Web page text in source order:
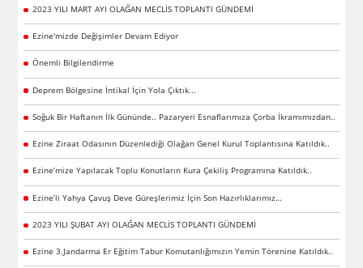
2023 YILI MART AYI OLAĞAN MECLİS TOPLANTI GÜNDEMİ
Ezine'mizde Değişimler Devam Ediyor
Önemli Bilgilendirme
Deprem Bölgesine İntikal İçin Yola Çıktık...
Soğuk Bir Haftanın İlk Gününde.. Pazaryeri Esnaflarımıza Çorba İkramımızdan..
Ezine Ziraat Odasının Düzenlediği Olağan Genel Kurul Toplantısına Katıldık..
Ezine’mize Yapılacak Toplu Konutların Kura Çekiliş Programına Katıldık..
Ezine’li Yahya Çavuş Deve Güreşlerimiz İçin Son Hazırlıklarımız…
2023 YILI ŞUBAT AYI OLAĞAN MECLİS TOPLANTI GÜNDEMİ
Ezine 3.Jandarma Er Eğitim Tabur Komutanlığımızın Yemin Törenine Katıldık..